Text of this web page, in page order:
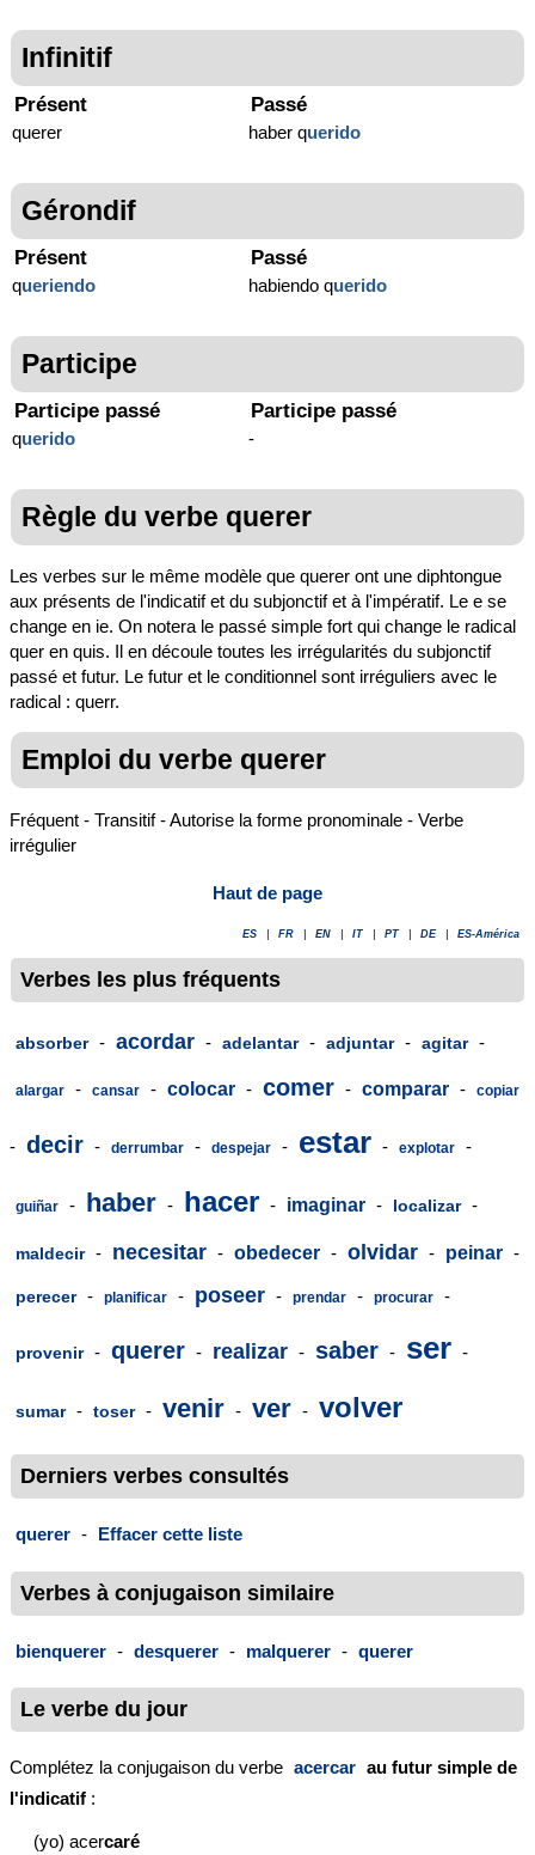
Infinitif
Présent
querer
Passé
haber querido
Gérondif
Présent
queriendo
Passé
habiendo querido
Participe
Participe passé
querido
Participe passé
-
Règle du verbe querer
Les verbes sur le même modèle que querer ont une diphtongue
aux présents de l'indicatif et du subjonctif et à l'impératif. Le e se
change en ie. On notera le passé simple fort qui change le radical
quer en quis. Il en découle toutes les irrégularités du subjonctif
passé et futur. Le futur et le conditionnel sont irréguliers avec le
radical : querr.
Emploi du verbe querer
Fréquent - Transitif - Autorise la forme pronominale - Verbe
irrégulier
Haut de page
ES FR EN IT PT DE ES-América
Verbes les plus fréquents
absorber - acordar - adelantar - adjuntar - agitar -
alargar - cansar - colocar - comer - comparar - copiar
- decir - derrumbar - despejar - estar - explotar -
guiñar - haber - hacer - imaginar - localizar -
maldecir - necesitar - obedecer - olvidar - peinar -
perecer - planificar - poseer - prendar - procurar -
provenir - querer - realizar - saber - ser -
sumar - toser - venir - ver - volver
Derniers verbes consultés
querer - Effacer cette liste
Verbes à conjugaison similaire
bienquerer - desquerer - malquerer - querer
Le verbe du jour
Complétez la conjugaison du verbe acercar au futur simple de
l'indicatif :
(yo) acercaré